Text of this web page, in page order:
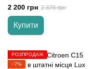
2 200 грн 2 376 грн
Купити
РОЗПРОДАЖ
−7%